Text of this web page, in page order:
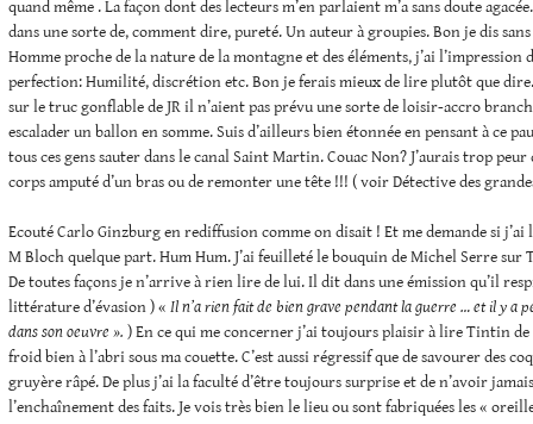
quand même . La façon dont des lecteurs m’en parlaient m’a sans doute
dans une sorte de, comment dire, pureté. Un auteur à groupies. Bon je dis
Homme proche de la nature de la montagne et des éléments, j’ai l’impression
perfection: Humilité, discrétion etc. Bon je ferais mieux de lire plutôt que dire.
sur le truc gonflable de JR il n’aient pas prévu une sorte de loisir-accro
escalader un ballon en somme. Suis d’ailleurs bien étonnée en pensant à ce
tous ces gens sauter dans le canal Saint Martin. Couac Non? J’aurais trop
corps amputé d’un bras ou de remonter une tête !!! ( voir Détective des
Ecouté Carlo Ginzburg en rediffusion comme on disait ! Et me demande si j’ai
M Bloch quelque part. Hum Hum. J’ai feuilleté le bouquin de Michel Serre sur
De toutes façons je n’arrive à rien lire de lui. Il dit dans une émission qu’il
littérature d’évasion ) « Il n’a rien fait de bien grave pendant la guerre … et il y a
dans son oeuvre ». ) En ce qui me concerner j’ai toujours plaisir à lire Tintin
froid bien à l’abri sous ma couette. C’est aussi régressif que de savourer des
gruyère râpé. De plus j’ai la faculté d’être toujours surprise et de n’avoir
l’enchaînement des faits. Je vois très bien le lieu ou sont fabriquées les «